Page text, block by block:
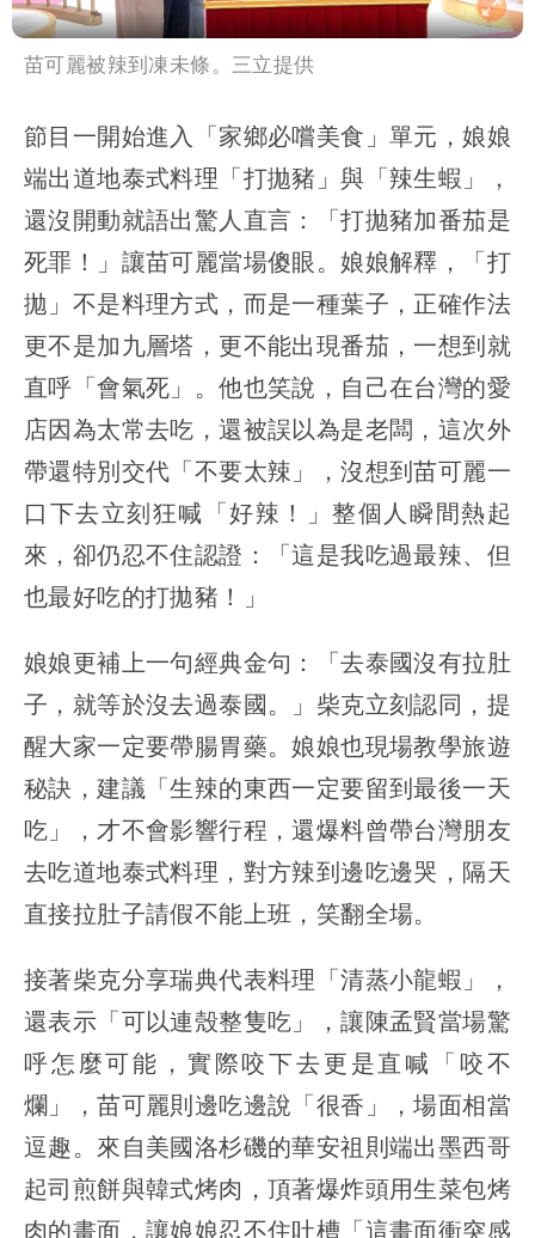
苗可麗被辣到凍未條。三立提供
節目一開始進入「家鄉必嚐美食」單元，娘娘
端出道地泰式料理「打拋豬」與「辣生蝦」，
還沒開動就語出驚人直言：「打拋豬加番茄是
死罪！」讓苗可麗當場傻眼。娘娘解釋，「打
拋」不是料理方式，而是一種葉子，正確作法
更不是加九層塔，更不能出現番茄，一想到就
直呼「會氣死」。他也笑說，自己在台灣的愛
店因為太常去吃，還被誤以為是老闆，這次外
帶還特別交代「不要太辣」，沒想到苗可麗一
口下去立刻狂喊「好辣！」整個人瞬間熱起
來，卻仍忍不住認證：「這是我吃過最辣、但
也最好吃的打拋豬！」
娘娘更補上一句經典金句：「去泰國沒有拉肚
子，就等於沒去過泰國。」柴克立刻認同，提
醒大家一定要帶腸胃藥。娘娘也現場教學旅遊
秘訣，建議「生辣的東西一定要留到最後一天
吃」，才不會影響行程，還爆料曾帶台灣朋友
去吃道地泰式料理，對方辣到邊吃邊哭，隔天
直接拉肚子請假不能上班，笑翻全場。
接著柴克分享瑞典代表料理「清蒸小龍蝦」，
還表示「可以連殼整隻吃」，讓陳孟賢當場驚
呼怎麼可能，實際咬下去更是直喊「咬不
爛」，苗可麗則邊吃邊說「很香」，場面相當
逗趣。來自美國洛杉磯的華安祖則端出墨西哥
起司煎餅與韓式烤肉，頂著爆炸頭用生菜包烤
肉的畫面，讓娘娘忍不住吐槽「這畫面衝突感